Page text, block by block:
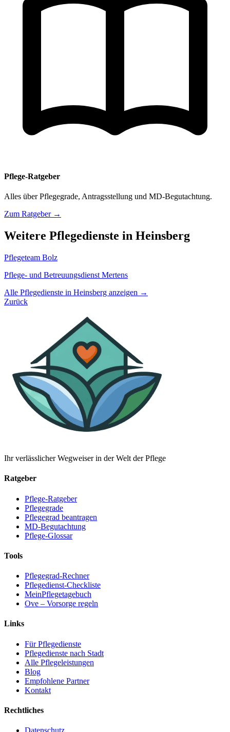
Pflege-Ratgeber
Alles über Pflegegrade, Antragsstellung und MD-Begutachtung.
Zum Ratgeber →
Weitere Pflegedienste in Heinsberg
Pflegeteam Bolz
Pflege- und Betreuungsdienst Mertens
Alle Pflegedienste in Heinsberg anzeigen →
Zurück
Ihr verlässlicher Wegweiser in der Welt der Pflege
Ratgeber
Pflege-Ratgeber
Pflegegrade
Pflegegrad beantragen
MD-Begutachtung
Pflege-Glossar
Tools
Pflegegrad-Rechner
Pflegedienst-Checkliste
MeinPflegetagebuch
Ove – Vorsorge regeln
Links
Für Pflegedienste
Pflegedienste nach Stadt
Alle Pflegeleistungen
Blog
Empfohlene Partner
Kontakt
Rechtliches